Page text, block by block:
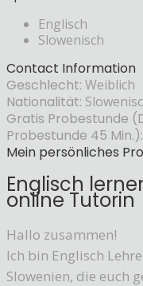
Englisch
Slowenisch
Contact Information
Geschlecht: Weiblich
Nationalität:
Gratis Probestunde
Probestunde 45 Min.):
Mein persönliches
Englisch
online Tutorin
Hallo zusammen!
Ich bin Englisch
Slowenien, die euch